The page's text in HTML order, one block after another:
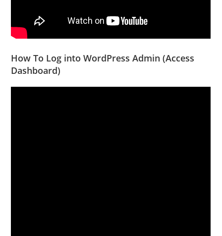
How To Log into WordPress Admin (Access
Dashboard)